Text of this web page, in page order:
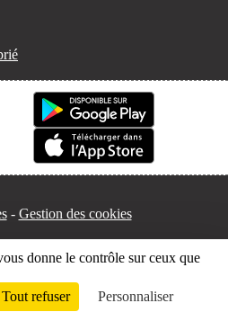
Gestion des cookies
Connexion
donne le contrôle sur ceux que
Tout refuser Personnaliser